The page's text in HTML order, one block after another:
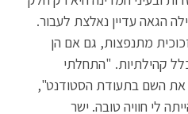
הגאה עדיין נאלצת לעבור.
מתנפצות, גם אם הן
קהילתיות. "התחלתי
השם בתעודת הסטודנט",
לי חוויה טובה. ישר